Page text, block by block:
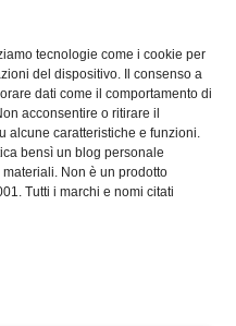
tecnologie come i cookie per
del dispositivo. Il consenso a
dati come il comportamento di
acconsentire o ritirare il
alcune caratteristiche e funzioni.
bensì un blog personale
Non è un prodotto
Tutti i marchi e nomi citati
scelta